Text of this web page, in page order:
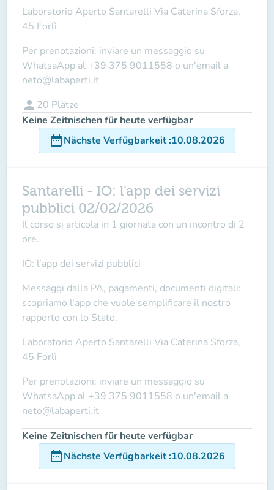
Laboratorio Aperto Santarelli Via Caterina Sforza,
45 Forlì
Per prenotazioni: inviare un messaggio su
WhatsaApp al +39 375 9011558 o un'email a
neto@labaperti.it
person 20 Plätze
Keine Zeitnischen für heute verfügbar
date_rangeNächste Verfügbarkeit:10.08.2026
Santarelli - IO: l’app dei servizi
pubblici 02/02/2026
Il corso si articola in 1 giornata con un incontro di 2
ore.
IO: l’app dei servizi pubblici
Messaggi dalla PA, pagamenti, documenti digitali:
scopriamo l’app che vuole semplificare il nostro
rapporto con lo Stato.
Laboratorio Aperto Santarelli Via Caterina Sforza,
45 Forlì
Per prenotazioni: inviare un messaggio su
WhatsaApp al +39 375 9011558 o un'email a
neto@labaperti.it
Keine Zeitnischen für heute verfügbar
date_rangeNächste Verfügbarkeit:10.08.2026